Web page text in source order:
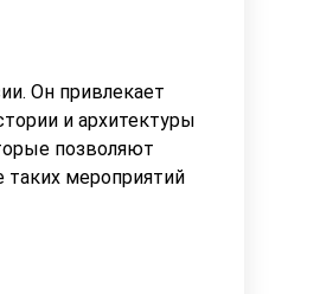
Он привлекает
и архитектуры
позволяют
мероприятий